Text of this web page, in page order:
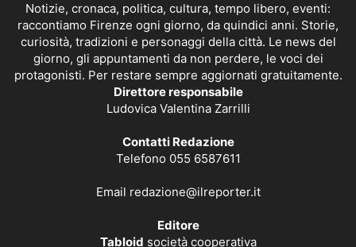
Notizie, cronaca, politica, cultura, tempo libero, eventi:
raccontiamo Firenze ogni giorno, da quindici anni. Storie,
curiosità, tradizioni e personaggi della città. Le news del
giorno, gli appuntamenti da non perdere, le voci dei
protagonisti. Per restare sempre aggiornati gratuitamente.
Direttore responsabile
Ludovica Valentina Zarrilli
Contatti Redazione
Telefono 055 6587611
Email redazione@ilreporter.it
Editore
Tabloid società cooperativa